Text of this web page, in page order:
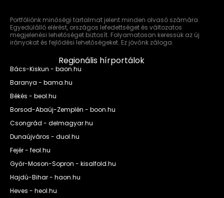
Portfóliónk minőségi tartalmat jelent minden olvasó számára.
Egyedülálló elérést, országos lefedettséget és változatos
megjelenési lehetőséget biztosít. Folyamatosan keressük az új
irányokat és fejlődési lehetőségeket. Ez jövőnk záloga.
Regionális hírportálok
Bács-Kiskun - baon.hu
Baranya - bama.hu
Békés - beol.hu
Borsod-Abaúj-Zemplén - boon.hu
Csongrád - delmagyar.hu
Dunaújváros - duol.hu
Fejér - feol.hu
Győr-Moson-Sopron - kisalfold.hu
Hajdú-Bihar - haon.hu
Heves - heol.hu